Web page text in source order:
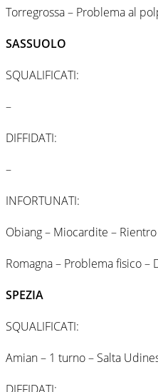
Torregrossa – Problema al
SASSUOLO
SQUALIFICATI:
–
DIFFIDATI:
–
INFORTUNATI:
Obiang – Miocardite –
Romagna – Problema fisico –
SPEZIA
SQUALIFICATI:
Amian – 1 turno – Salta